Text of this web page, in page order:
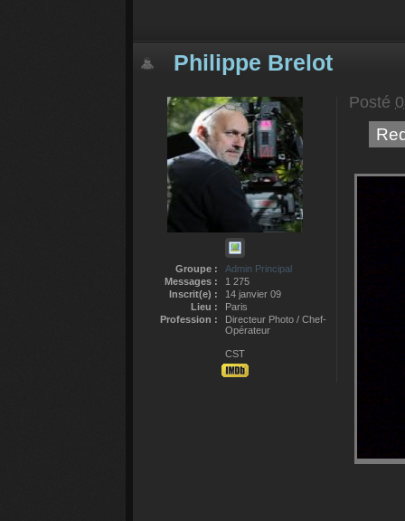
Philippe Brelot
Groupe :
Admin Principal
Messages :
1 275
Inscrit(e) :
14 janvier 09
Lieu :
Paris
Profession :
Directeur Photo / Chef-
Opérateur
CST
Posté